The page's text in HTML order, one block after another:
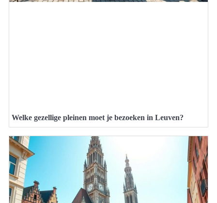
Welke gezellige pleinen moet je bezoeken in Leuven?